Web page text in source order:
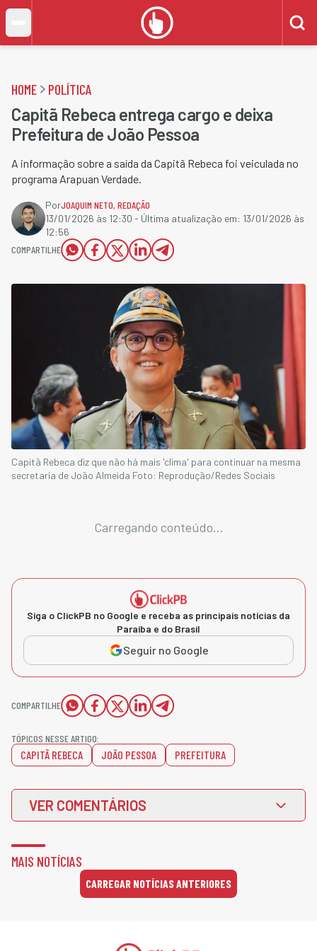
HOME POLÍTICA
Capitã Rebeca entrega cargo e deixa
Prefeitura de João Pessoa
A informação sobre a saída da Capitã Rebeca foi veiculada no
programa Arapuan Verdade.
PorJOAQUIM NETO, REDAÇÃO
13/01/2026 às 12:30 - Última atualização em: 13/01/2026 às
12:56
COMPARTILHE
Capitã Rebeca diz que não há mais 'clima' para continuar na mesma
secretaria de João Almeida Foto: Reprodução/Redes Sociais
Carregando conteúdo...
Siga o ClickPB no Google e receba as principais notícias da
Paraíba e do Brasil
Seguir no Google
COMPARTILHE
TÓPICOS NESSE ARTIGO:
CAPITÃ REBECA JOÃO PESSOA PREFEITURA
VER COMENTÁRIOS
MAIS NOTÍCIAS
CARREGAR NOTÍCIAS ANTERIORES